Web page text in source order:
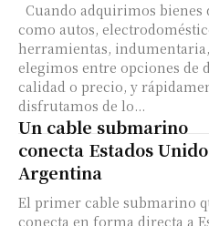
Cuando adquirimos bienes
como autos,
herramientas,
elegimos entre opciones de
calidad o precio, y
disfrutamos de lo...
Un cable submarino
conecta Estados
Argentina
El primer cable submarino
conecta en forma directa a